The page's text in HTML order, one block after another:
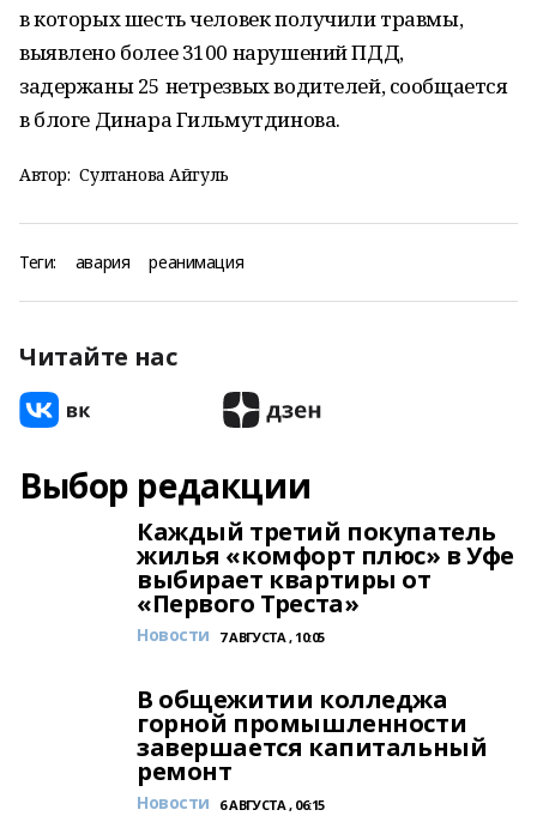
в которых шесть человек получили травмы,
выявлено более 3100 нарушений ПДД,
задержаны 25 нетрезвых водителей, сообщается
в блоге Динара Гильмутдинова.
Автор: Султанова Айгуль
Теги: авария реанимация
Читайте нас
Выбор редакции
Каждый третий покупатель
жилья «комфорт плюс» в Уфе
выбирает квартиры от
«Первого Треста»
Новости 7 АВГУСТА , 10:05
В общежитии колледжа
горной промышленности
завершается капитальный
ремонт
Новости 6 АВГУСТА , 06:15